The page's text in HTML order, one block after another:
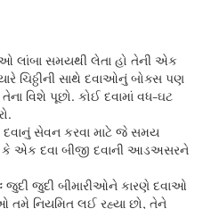
લાંબા સમયથી લેતા હો તેની એક
ચિઠ્ઠીની સાથે દવાઓનું બોક્સ પણ
વિશે પૂછો. કોઈ દવામાં વધ-ઘટ
દવાનું સેવન કરવા માટે જે સમય
કે એક દવા બીજી દવાની આડઅસરને
જુદી જુદી બીમારીઓને કારણે દવાઓ
તમે નિયમિત લઈ રહ્યા છો, તેને